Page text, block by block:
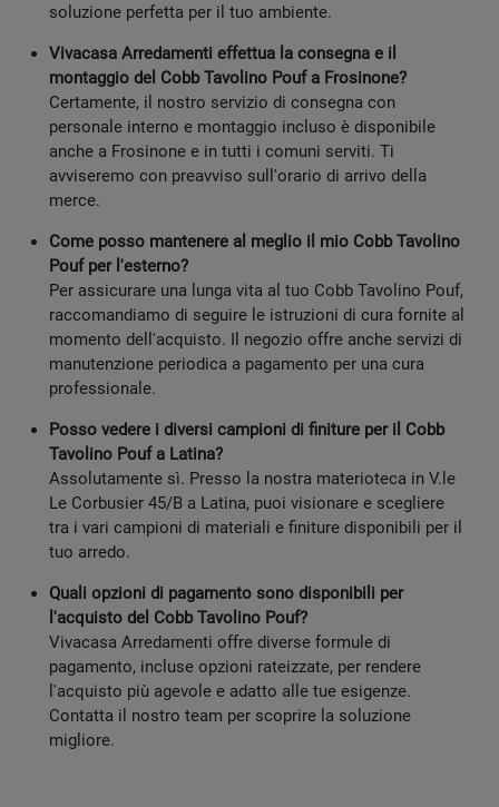
soluzione perfetta per il tuo ambiente.
Vivacasa Arredamenti effettua la consegna e il
montaggio del Cobb Tavolino Pouf a Frosinone?
Certamente, il nostro servizio di consegna con
personale interno e montaggio incluso è disponibile
anche a Frosinone e in tutti i comuni serviti. Ti
avviseremo con preavviso sull'orario di arrivo della
merce.
Come posso mantenere al meglio il mio Cobb Tavolino
Pouf per l'esterno?
Per assicurare una lunga vita al tuo Cobb Tavolino Pouf,
raccomandiamo di seguire le istruzioni di cura fornite al
momento dell'acquisto. Il negozio offre anche servizi di
manutenzione periodica a pagamento per una cura
professionale.
Posso vedere i diversi campioni di finiture per il Cobb
Tavolino Pouf a Latina?
Assolutamente sì. Presso la nostra materioteca in V.le
Le Corbusier 45/B a Latina, puoi visionare e scegliere
tra i vari campioni di materiali e finiture disponibili per il
tuo arredo.
Quali opzioni di pagamento sono disponibili per
l'acquisto del Cobb Tavolino Pouf?
Vivacasa Arredamenti offre diverse formule di
pagamento, incluse opzioni rateizzate, per rendere
l'acquisto più agevole e adatto alle tue esigenze.
Contatta il nostro team per scoprire la soluzione
migliore.